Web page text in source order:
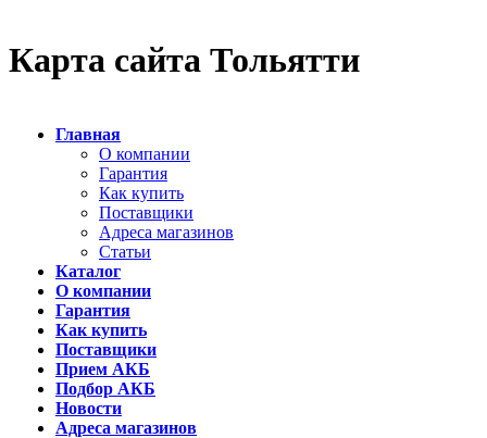
Карта сайта Тольятти
Главная
О компании
Гарантия
Как купить
Поставщики
Адреса магазинов
Статьи
Каталог
О компании
Гарантия
Как купить
Поставщики
Прием АКБ
Подбор АКБ
Новости
Адреса магазинов